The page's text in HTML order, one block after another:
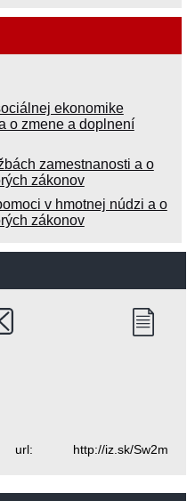
ekonomike
o zmene a doplnení
zamestnanosti a o
zákonov
v hmotnej núdzi a o
zákonov
http://iz.sk/Sw2m